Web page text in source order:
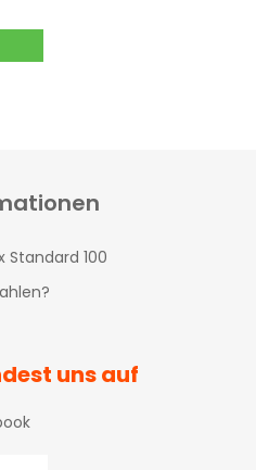
Standard 100
uns auf